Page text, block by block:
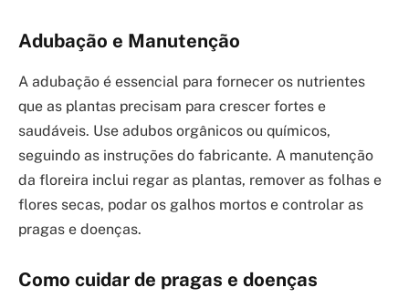
Adubação e Manutenção
A adubação é essencial para fornecer os nutrientes
que as plantas precisam para crescer fortes e
saudáveis. Use adubos orgânicos ou químicos,
seguindo as instruções do fabricante. A manutenção
da floreira inclui regar as plantas, remover as folhas e
flores secas, podar os galhos mortos e controlar as
pragas e doenças.
Como cuidar de pragas e doenças